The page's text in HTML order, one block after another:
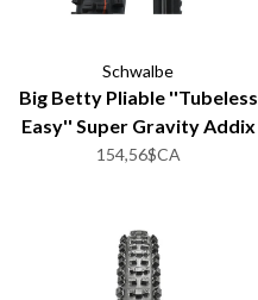
Schwalbe
Big Betty Pliable ''Tubeless
Easy'' Super Gravity Addix
Soft
154,56$CA